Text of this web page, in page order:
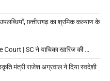
छत्तीसगढ़ का श्रमिक कल्याण के
| SC ने याचिका खारिज की …
मंत्री राजेश अग्रवाल ने दिया स्वदेशी